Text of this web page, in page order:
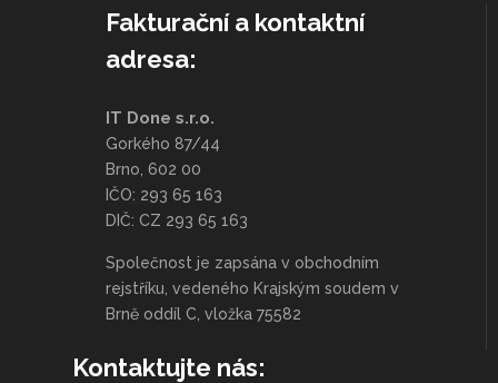
Fakturační a kontaktní
adresa:
IT Done s.r.o.
Gorkého 87/44
Brno, 602 00
IČO: 293 65 163
DIČ: CZ 293 65 163
Společnost je zapsána v obchodním
rejstříku, vedeného Krajským soudem v
Brně oddíl C, vložka 75582
Kontaktujte nás: